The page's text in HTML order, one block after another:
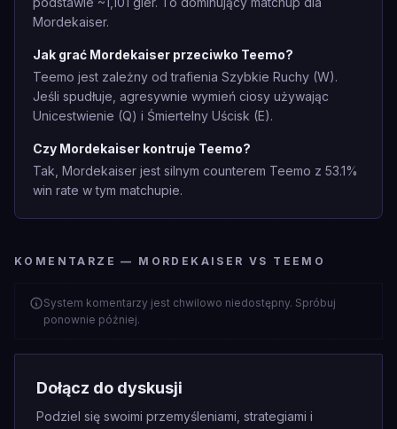
Mordekaiser.
Jak grać Mordekaiser przeciwko Teemo?
Teemo jest zależny od trafienia Szybkie Ruchy (W).
Jeśli spudłuje, agresywnie wymień ciosy używając
Unicestwienie (Q) i Śmiertelny Uścisk (E).
Czy Mordekaiser kontruje Teemo?
Tak, Mordekaiser jest silnym counterem Teemo z 53.1%
win rate w tym matchupie.
KOMENTARZE — MORDEKAISER VS TEEMO
System komentarzy jest chwilowo niedostępny. Spróbuj
ponownie później.
Dołącz do dyskusji
Podziel się swoimi przemyśleniami, strategiami i